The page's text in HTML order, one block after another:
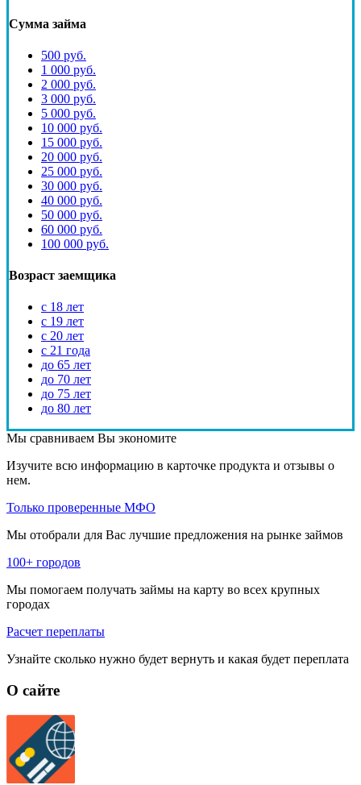
Сумма займа
500 руб.
1 000 руб.
2 000 руб.
3 000 руб.
5 000 руб.
10 000 руб.
15 000 руб.
20 000 руб.
25 000 руб.
30 000 руб.
40 000 руб.
50 000 руб.
60 000 руб.
100 000 руб.
Возраст заемщика
с 18 лет
с 19 лет
с 20 лет
с 21 года
до 65 лет
до 70 лет
до 75 лет
до 80 лет
Мы сравниваем Вы экономите
Изучите всю информацию в карточке продукта и отзывы о
нем.
Только проверенные МФО
Мы отобрали для Вас лучшие предложения на рынке займов
100+ городов
Мы помогаем получать займы на карту во всех крупных
городах
Расчет переплаты
Узнайте сколько нужно будет вернуть и какая будет переплата
О сайте